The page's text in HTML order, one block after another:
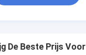
De Beste Prijs Voor